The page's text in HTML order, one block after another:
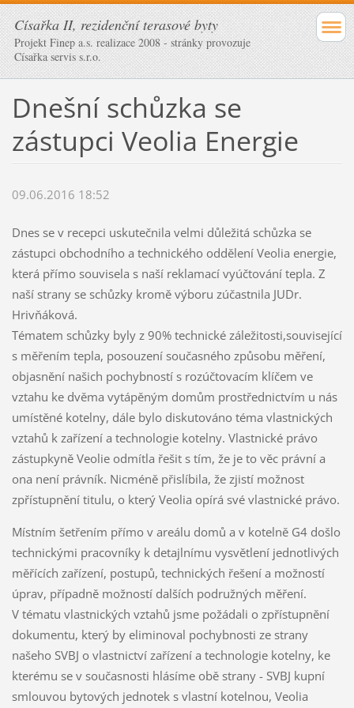
Císařka II, rezidenční terasové byty
Projekt Finep a.s. realizace 2008 - stránky provozuje
Císařka servis s.r.o.
Dnešní schůzka se
zástupci Veolia Energie
09.06.2016 18:52
Dnes se v recepci uskutečnila velmi důležitá schůzka se
zástupci obchodního a technického oddělení Veolia energie,
která přímo souvisela s naší reklamací vyúčtování tepla. Z
naší strany se schůzky kromě výboru zúčastnila JUDr.
Hrivňáková.
Tématem schůzky byly z 90% technické záležitosti,související
s měřením tepla, posouzení současného způsobu měření,
objasnění našich pochybností s rozúčtovacím klíčem ve
vztahu ke dvěma vytápěným domům prostřednictvím u nás
umístěné kotelny, dále bylo diskutováno téma vlastnických
vztahů k zařízení a technologie kotelny. Vlastnické právo
zástupkyně Veolie odmítla řešit s tím, že je to věc právní a
ona není právník. Nicméně přislíbila, že zjistí možnost
zpřístupnění titulu, o který Veolia opírá své vlastnické právo.
Místním šetřením přímo v areálu domů a v kotelně G4 došlo
technickými pracovníky k detajlnímu vysvětlení jednotlivých
měřících zařízení, postupů, technických řešení a možností
úprav, případně možností dalších podružných měření.
V tématu vlastnických vztahů jsme požádali o zpřístupnění
dokumentu, který by eliminoval pochybnosti ze strany
našeho SVBJ o vlastnictví zařízení a technologie kotelny, ke
kterému se v současnosti hlásíme obě strany - SVBJ kupní
smlouvou bytových jednotek s vlastní kotelnou, Veolia